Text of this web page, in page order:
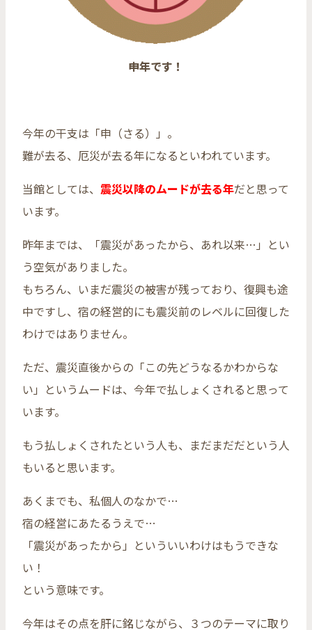
申年です！
今年の干支は「申（さる）」。
難が去る、厄災が去る年になるといわれています。
当館としては、 震災以降のムードが去る年だと思って
います。
昨年までは、「震災があったから、あれ以来…」とい
う空気がありました。
もちろん、いまだ震災の被害が残っており、復興も途
中ですし、宿の経営的にも震災前のレベルに回復した
わけではありません。
ただ、震災直後からの「この先どうなるかわからな
い」というムードは、今年で払しょくされると思って
います。
もう払しょくされたという人も、まだまだだという人
もいると思います。
あくまでも、私個人のなかで…
宿の経営にあたるうえで…
「震災があったから」といういいわけはもうできな
い！
という意味です。
今年はその点を肝に銘じながら、３つのテーマに取り